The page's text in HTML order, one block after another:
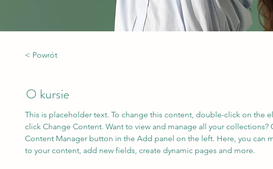
< Powrót
O kursie
This is placeholder text. To change this content, double-click on the
click Change Content. Want to view and manage all your collections?
Content Manager button in the Add panel on the left. Here, you can
to your content, add new fields, create dynamic pages and more.